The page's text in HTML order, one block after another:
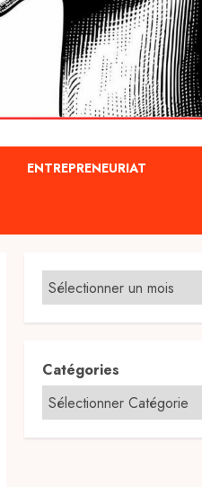
ENTREPRENEURIAT
Catégories